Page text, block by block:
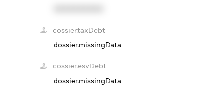
dossier.taxDebt
dossier.missingData
dossier.esvDebt
dossier.missingData